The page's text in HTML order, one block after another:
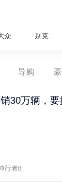
众 别克
导购
30万辆，
行者8